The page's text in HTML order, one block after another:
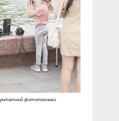
фототехники